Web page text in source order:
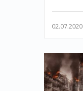
02.07.2020